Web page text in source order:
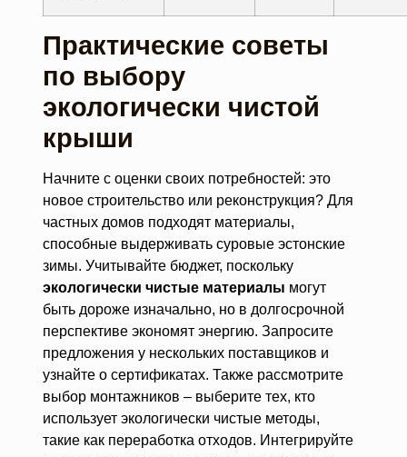
Практические советы
по выбору
экологически чистой
крыши
Начните с оценки своих потребностей: это
новое строительство или реконструкция? Для
частных домов подходят материалы,
способные выдерживать суровые эстонские
зимы. Учитывайте бюджет, поскольку
экологически чистые материалы могут
быть дороже изначально, но в долгосрочной
перспективе экономят энергию. Запросите
предложения у нескольких поставщиков и
узнайте о сертификатах. Также рассмотрите
выбор монтажников – выберите тех, кто
использует экологически чистые методы,
такие как переработка отходов. Интегрируйте